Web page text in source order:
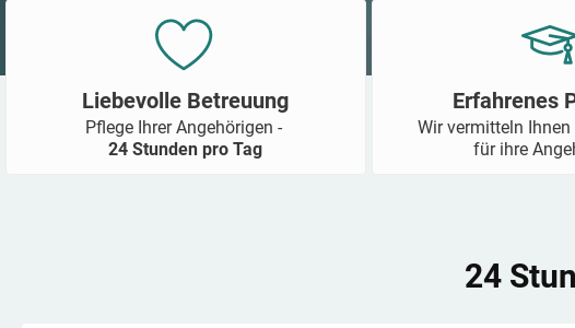
Liebevolle Betreuung
Pflege Ihrer Angehörigen -
24 Stunden pro Tag
Erfahrenes
Wir vermitteln
für ihre
24